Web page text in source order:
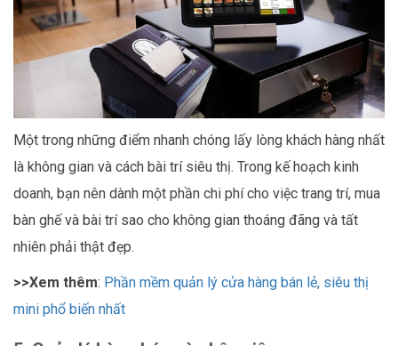
Một trong những điểm nhanh chóng lấy lòng khách hàng nhất
là không gian và cách bài trí siêu thị. Trong kế hoạch kinh
doanh, bạn nên dành một phần chi phí cho việc trang trí, mua
bàn ghế và bài trí sao cho không gian thoáng đãng và tất
nhiên phải thật đẹp.
>>Xem thêm: Phần mềm quản lý cửa hàng bán lẻ, siêu thị
mini phổ biến nhất